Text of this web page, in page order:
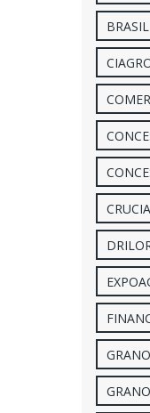
BRASIL